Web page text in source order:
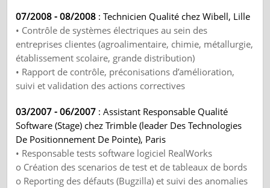
07/2008 - 08/2008 : Technicien Qualité chez Wibell, Lille
• Contrôle de systèmes électriques au sein des
entreprises clientes (agroalimentaire, chimie, métallurgie,
établissement scolaire, grande distribution)
• Rapport de contrôle, préconisations d’amélioration,
suivi et validation des actions correctives
03/2007 - 06/2007 : Assistant Responsable Qualité
Software (Stage) chez Trimble (leader Des Technologies
De Positionnement De Pointe), Paris
• Responsable tests software logiciel RealWorks
o Création des scenarios de test et de tableaux de bords
o Reporting des défauts (Bugzilla) et suivi des anomalies